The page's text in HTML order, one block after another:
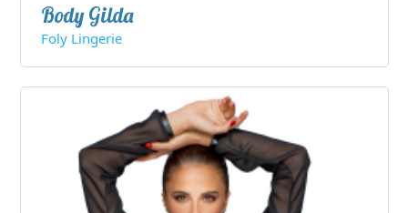
Body Gilda
Foly Lingerie